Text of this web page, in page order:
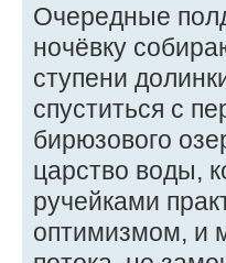
Очередные
ночёвку
ступени
спуститься с
бирюзового
царство воды,
ручейками
оптимизмом, и